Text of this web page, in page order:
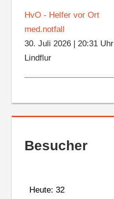
HvO - Helfer vor Ort
med.notfall
30. Juli 2026| 20:31 Uhr
Lindflur
Besucher
Heute: 32